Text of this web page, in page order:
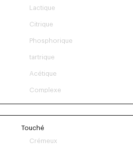
Lactique
Citrique
Phosphorique
tartrique
Acétique
Complexe
Touché
Crémeux